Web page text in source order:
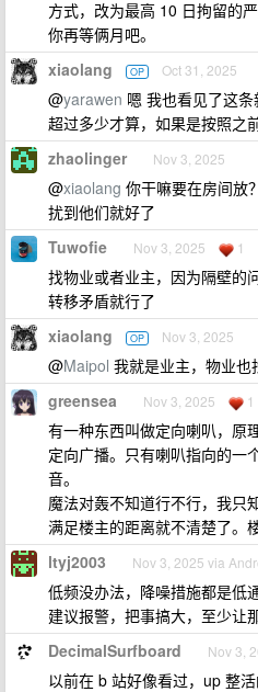
方式，改为最高 10 日拘留的
你再等俩月吧。
xiaolang OP Oct 31, 2025
@yarawen 嗯 我也看见了这
超过多少才算，如果是按照之
zhaolinger Nov 3, 2025
@xiaolang 你干嘛要在房间放
扰到他们就好了
Tuwofie Nov 3, 2025 1
找物业或者业主，因为隔壁的
转移矛盾就行了
xiaolang OP Nov 3, 2025
@Maipol 我就是业主，物业也
greensea Nov 3, 2025 1
有一种东西叫做定向喇叭，原
定向广播。只有喇叭指向的一
音。
魔法对轰不知道行不行，我只
满足楼主的距离就不清楚了。
ltyj2003 Nov 3, 2025 via
低频没办法，降噪措施都是低
建议报警，把事搞大，至少让
DecimalSurfboard Nov 3,
以前在 b 站好像看过，up 整